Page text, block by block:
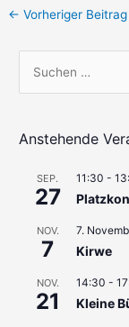
Beitragsnavigation
← Vorheriger Beitrag
h
Anstehende
SEP.
27
11:30 -
NOV.
7
7.
Kirwe
NOV.
21
14:30 -
Kleine